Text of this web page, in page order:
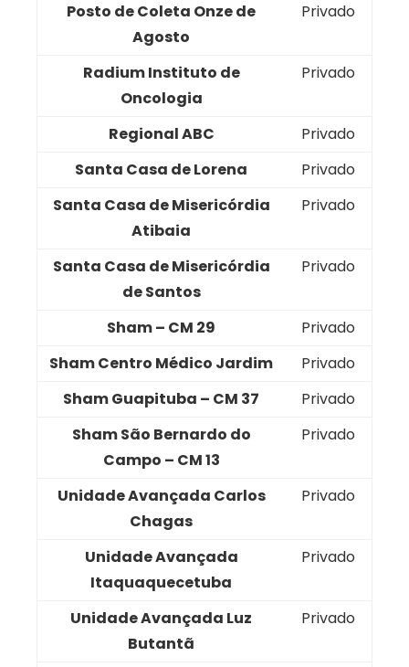
Posto de Coleta Onze de
Agosto
Privado
Radium Instituto de
Oncologia
Privado
Regional ABC
Privado
Santa Casa de Lorena
Privado
Santa Casa de Misericórdia
Atibaia
Privado
Santa Casa de Misericórdia
de Santos
Privado
Sham – CM 29
Privado
Sham Centro Médico Jardim
Privado
Sham Guapituba – CM 37
Privado
Sham São Bernardo do
Campo – CM 13
Privado
Unidade Avançada Carlos
Chagas
Privado
Unidade Avançada
Itaquaquecetuba
Privado
Unidade Avançada Luz
Butantã
Privado